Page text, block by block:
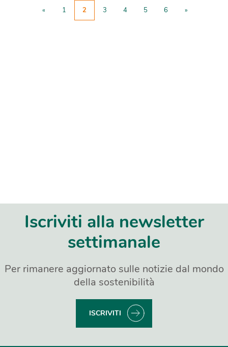
« 1 2 3 4 5 6 »
Iscriviti alla newsletter
settimanale
Per rimanere aggiornato sulle notizie dal mondo
della sostenibilità
ISCRIVITI